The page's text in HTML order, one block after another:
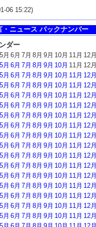
06 15:22)
ニュース バックナンバー
ダー
5月 6月 7月 8月 9月 10月 11月 12月
5月 6月 7月 8月 9月 10月 11月 12月
5月 6月 7月 8月 9月 10月 11月 12月
5月 6月 7月 8月 9月 10月 11月 12月
5月 6月 7月 8月 9月 10月 11月 12月
5月 6月 7月 8月 9月 10月 11月 12月
5月 6月 7月 8月 9月 10月 11月 12月
5月 6月 7月 8月 9月 10月 11月 12月
5月 6月 7月 8月 9月 10月 11月 12月
5月 6月 7月 8月 9月 10月 11月 12月
5月 6月 7月 8月 9月 10月 11月 12月
5月 6月 7月 8月 9月 10月 11月 12月
5月 6月 7月 8月 9月 10月 11月 12月
5月 6月 7月 8月 9月 10月 11月 12月
5月 6月 7月 8月 9月 10月 11月 12月
5月 6月 7月 8月 9月 10月 11月 12月
5月 6月 7月 8月 9月 10月 11月 12月